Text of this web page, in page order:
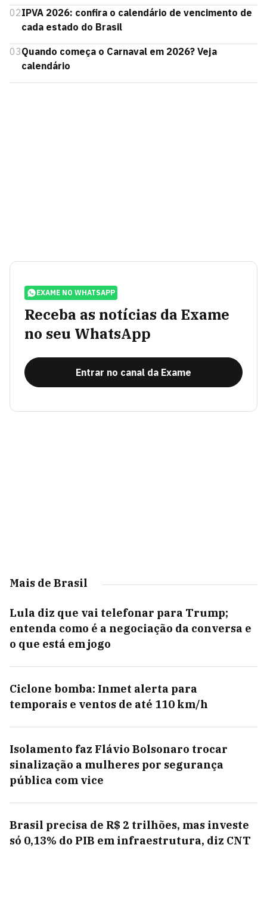
02IPVA 2026: confira o calendário de vencimento de
cada estado do Brasil
03Quando começa o Carnaval em 2026? Veja
calendário
EXAME NO WHATSAPP
Receba as notícias da Exame
no seu WhatsApp
Entrar no canal da Exame
Mais de Brasil
Lula diz que vai telefonar para Trump;
entenda como é a negociação da conversa e
o que está em jogo
Ciclone bomba: Inmet alerta para
temporais e ventos de até 110 km/h
Isolamento faz Flávio Bolsonaro trocar
sinalização a mulheres por segurança
pública com vice
Brasil precisa de R$ 2 trilhões, mas investe
só 0,13% do PIB em infraestrutura, diz CNT